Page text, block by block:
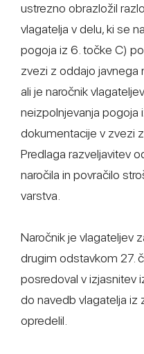
ustrezno obrazložil
vlagatelja v delu, ki se
pogoja iz 6. točke C)
zvezi z oddajo javnega
ali je naročnik
neizpolnjevanja pogoja
dokumentacije v zvezi
Predlaga razveljavitev
naročila in povračilo
varstva.
Naročnik je vlagateljev
drugim odstavkom 27.
posredoval v izjasnitev
do navedb vlagatelja iz
opredelil.